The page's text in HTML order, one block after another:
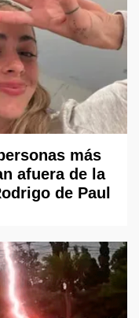
más
afuera de la
de Paul